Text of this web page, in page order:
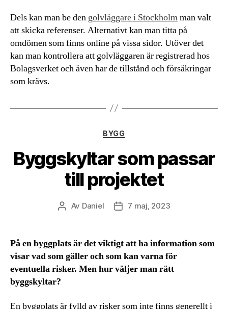
Dels kan man be den golvläggare i Stockholmman valt
att skicka referenser. Alternativt kan man titta på
omdömen som finns online på vissa sidor. Utöver det
kan man kontrollera att golvläggaren är registrerad hos
Bolagsverket och även har de tillstånd och försäkringar
som krävs.
Kategorier
BYGG
Byggskyltar som passar
till projektet
Inläggsförfattare
Av Daniel Inläggsdatum
7 maj, 2023
På en byggplats är det viktigt att ha information som
visar vad som gäller och som kan varna för
eventuella risker. Men hur väljer man rätt
byggskyltar?
En byggplats är fylld av risker som inte finns generellt i